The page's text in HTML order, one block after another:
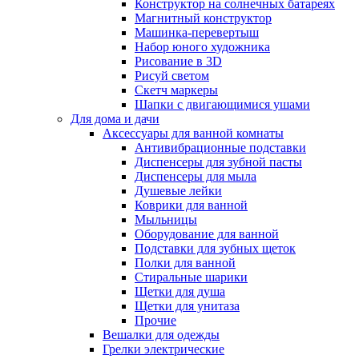
Конструктор на солнечных батареях
Магнитный конструктор
Машинка-перевертыш
Набор юного художника
Рисование в 3D
Рисуй светом
Скетч маркеры
Шапки с двигающимися ушами
Для дома и дачи
Аксессуары для ванной комнаты
Антивибрационные подставки
Диспенсеры для зубной пасты
Диспенсеры для мыла
Душевые лейки
Коврики для ванной
Мыльницы
Оборудование для ванной
Подставки для зубных щеток
Полки для ванной
Стиральные шарики
Щетки для душа
Щетки для унитаза
Прочие
Вешалки для одежды
Грелки электрические